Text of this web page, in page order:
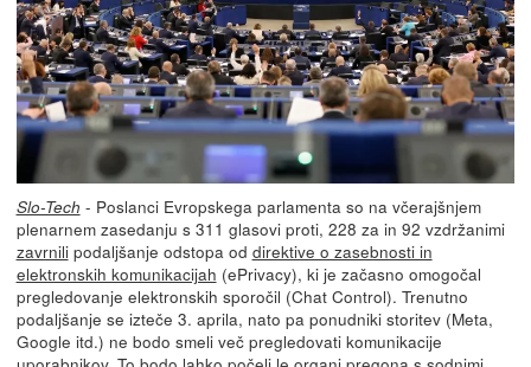
Slo-Tech - Poslanci Evropskega parlamenta so na včerajšnjem
plenarnem zasedanju s 311 glasovi proti, 228 za in 92 vzdržanimi
zavrnilipodaljšanje odstopa od direktive o zasebnosti in
elektronskih komunikacijah (ePrivacy), ki je začasno omogočal
pregledovanje elektronskih sporočil (Chat Control). Trenutno
podaljšanje se izteče 3. aprila, nato pa ponudniki storitev (Meta,
Google itd.) ne bodo smeli več pregledovati komunikacije